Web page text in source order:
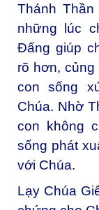
Thánh
những lúc
Đấng giúp
rõ hơn,
con sống
Chúa. Nhờ
con không
sống phát
với Chúa.
Lạy Chúa